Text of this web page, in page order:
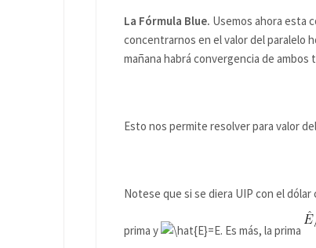
La Fórmula Blue. Usemos ahora esta
concentrarnos en el valor del paralelo
mañana habrá convergencia de ambos
Esto nos permite resolver para valor
Notese que si se diera UIP con el
prima y . Es más, la prima